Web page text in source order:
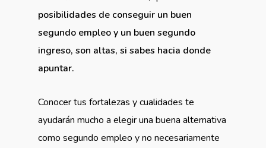
posibilidades de conseguir un buen
segundo empleo y un buen segundo
ingreso, son altas, si sabes hacia donde
apuntar.
Conocer tus fortalezas y cualidades te
ayudarán mucho a elegir una buena alternativa
como segundo empleo y no necesariamente